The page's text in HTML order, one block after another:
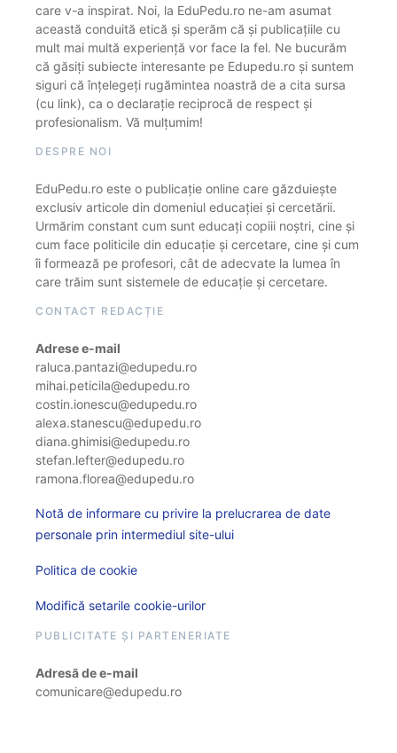
care v-a inspirat. Noi, la EduPedu.ro ne-am asumat
această conduită etică și sperăm că și publicațiile cu
mult mai multă experiență vor face la fel. Ne bucurăm
că găsiți subiecte interesante pe Edupedu.ro și suntem
siguri că înțelegeți rugămintea noastră de a cita sursa
(cu link), ca o declarație reciprocă de respect și
profesionalism. Vă mulțumim!
DESPRE NOI
EduPedu.ro este o publicație online care găzduiește
exclusiv articole din domeniul educației și cercetării.
Urmărim constant cum sunt educați copiii noștri, cine și
cum face politicile din educație și cercetare, cine și cum
îi formează pe profesori, cât de adecvate la lumea în
care trăim sunt sistemele de educație și cercetare.
CONTACT REDACȚIE
Adrese e-mail
raluca.pantazi@edupedu.ro
mihai.peticila@edupedu.ro
costin.ionescu@edupedu.ro
alexa.stanescu@edupedu.ro
diana.ghimisi@edupedu.ro
stefan.lefter@edupedu.ro
ramona.florea@edupedu.ro
Notă de informare cu privire la prelucrarea de date
personale prin intermediul site-ului
Politica de cookie
Modifică setarile cookie-urilor
PUBLICITATE ȘI PARTENERIATE
Adresă de e-mail
comunicare@edupedu.ro